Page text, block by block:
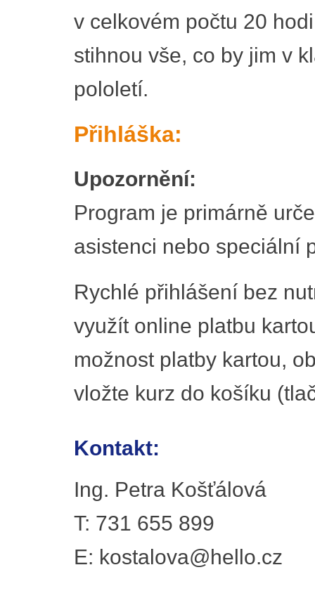
v celkovém počtu 20
stihnou vše, co by jim v
pololetí.
Přihláška:
Upozornění:
Program je primárně
asistenci nebo speciální
Rychlé přihlášení bez
využít online platbu
možnost platby kartou,
vložte kurz do košíku
Kontakt:
Ing. Petra Košťálová
T: 731 655 899
E: kostalova@hello.cz